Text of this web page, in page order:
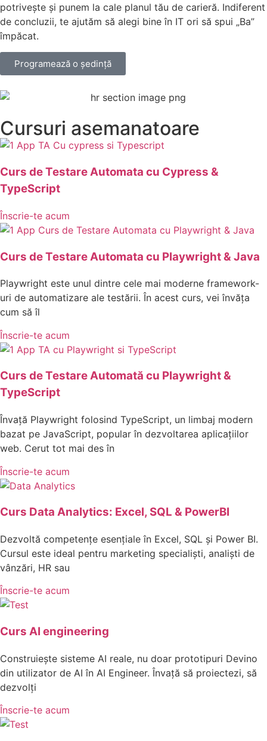
potrivește și punem la cale planul tău de carieră. Indiferent
de concluzii, te ajutăm să alegi bine în IT ori să spui „Ba”
împăcat.
Programează o ședință
Cursuri asemanatoare
Curs de Testare Automata cu Cypress &
TypeScript
Înscrie-te acum
Curs de Testare Automata cu Playwright & Java
Playwright este unul dintre cele mai moderne framework-
uri de automatizare ale testării. În acest curs, vei învăța
cum să îl
Înscrie-te acum
Curs de Testare Automată cu Playwright &
TypeScript
Învață Playwright folosind TypeScript, un limbaj modern
bazat pe JavaScript, popular în dezvoltarea aplicațiilor
web. Cerut tot mai des în
Înscrie-te acum
Curs Data Analytics: Excel, SQL & PowerBI
Dezvoltă competențe esențiale în Excel, SQL și Power BI.
Cursul este ideal pentru marketing specialiști, analiști de
vânzări, HR sau
Înscrie-te acum
Curs AI engineering
Construiește sisteme AI reale, nu doar prototipuri Devino
din utilizator de AI în AI Engineer. Învață să proiectezi, să
dezvolți
Înscrie-te acum